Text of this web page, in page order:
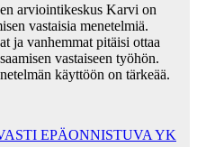
arviointikeskus Karvi on
vastaisia menetelmiä.
ja vanhemmat pitäisi ottaa
vastaiseen työhön.
käyttöön on tärkeää.
EPÄONNISTUVA YK